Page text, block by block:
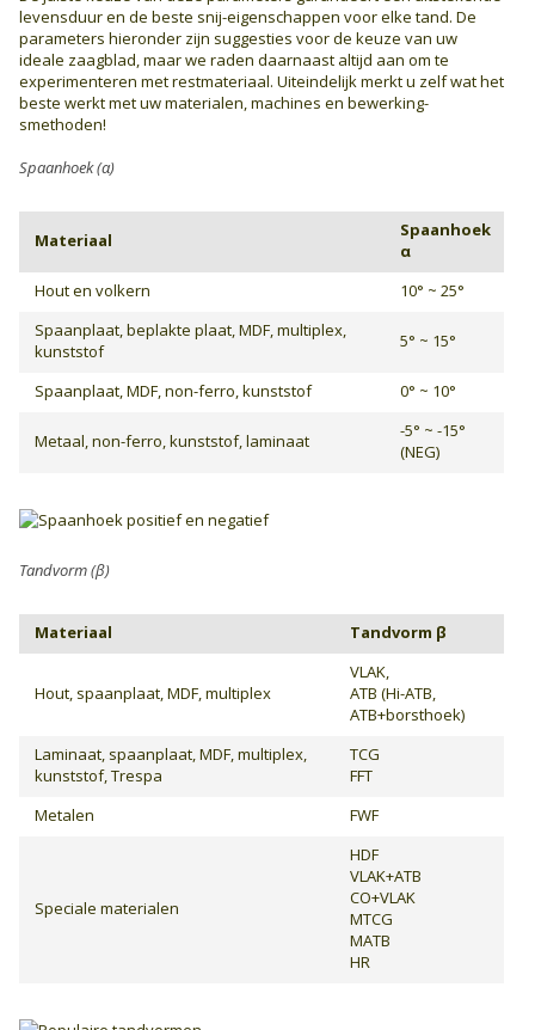
levensduur en de beste snij-eigenschappen voor elke tand. De
parameters hieronder zijn suggesties voor de keuze van uw
ideale zaagblad, maar we raden daarnaast altijd aan om te
experimenteren met restmateriaal. Uiteindelijk merkt u zelf wat het
beste werkt met uw materialen, machines en bewerking­
smethoden!
Spaanhoek (α)
Materiaal
Spaanhoek
α
Hout en volkern
10° ~ 25°
Spaanplaat, beplakte plaat, MDF, multiplex,
kunststof
5° ~ 15°
Spaanplaat, MDF, non-ferro, kunststof 0° ~ 10°
Metaal, non-ferro, kunststof, laminaat
-5° ~ -15°
(NEG)
Tandvorm (β)
Materiaal Tandvorm β
Hout, spaanplaat, MDF, multiplex
VLAK,
ATB (Hi-ATB,
ATB+borsthoek)
Laminaat, spaanplaat, MDF, multiplex,
kunststof, Trespa
TCG
FFT
Metalen
FWF
Speciale materialen
HDF
VLAK+ATB
CO+VLAK
MTCG
MATB
HR